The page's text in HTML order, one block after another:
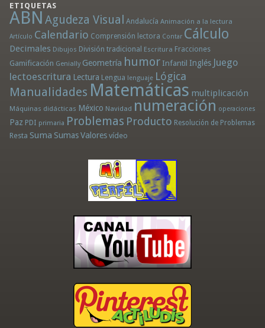
ETIQUETAS
ABN Agudeza Visual Andalucía Animación a la lectura
Artículo Calendario Comprensión lectora Contar Cálculo
Decimales Dibujos División tradicional Escritura Fracciones
Gamificación Genially Geometría humor Infantil Inglés Juego
lectoescritura Lectura Lengua lenguaje Lógica
Manualidades Matemáticas multiplicación
Máquinas didácticas México Navidad numeración operaciones
Paz PDI primaria Problemas Producto Resolución de Problemas
Resta Suma Sumas Valores vídeo